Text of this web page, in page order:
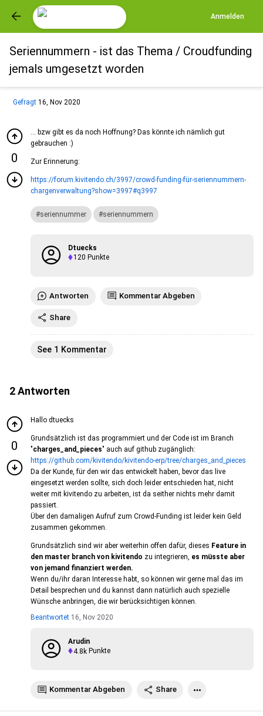
Anmelden
Seriennummern - ist das Thema / Croudfunding
jemals umgesetzt worden
Gefragt 16, Nov 2020
0
... bzw gibt es da noch Hoffnung? Das könnte ich nämlich gut
gebrauchen :)
Zur Erinnerung:
https://forum.kivitendo.ch/3997/crowd-funding-für-seriennummern-
chargenverwaltung?show=3997#q3997
seriennummer seriennummern
Dtuecks
120 Punkte
Antworten Kommentar Abgeben
Share
See 1 Kommentar
2Antworten
0
Hallo dtuecks
Grundsätzlich ist das programmiert und der Code ist im Branch
"charges_and_pieces" auch auf github zugänglich:
https://github.com/kivitendo/kivitendo-erp/tree/charges_and_pieces
Da der Kunde, für den wir das entwickelt haben, bevor das live
eingesetzt werden sollte, sich doch leider entschieden hat, nicht
weiter mit kivitendo zu arbeiten, ist da seither nichts mehr damit
passiert.
Über den damaligen Aufruf zum Crowd-Funding ist leider kein Geld
zusammen gekommen.
Grundsätzlich sind wir aber weiterhin offen dafür, dieses Feature in
den master branch von kivitendo zu integrieren, es müsste aber
von jemand finanziert werden.
Wenn du/ihr daran Interesse habt, so können wir gerne mal das im
Detail besprechen und du kannst dann natürlich auch spezielle
Wünsche anbringen, die wir berücksichtigen können.
Beantwortet 16, Nov 2020
Arudin
4.8k Punkte
Kommentar Abgeben Share